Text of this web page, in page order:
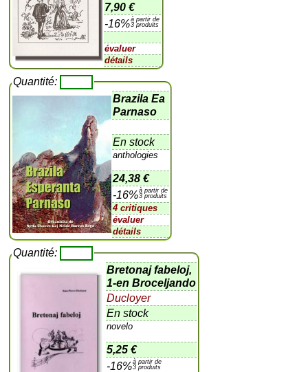
7,90 €
-16%à partir de
3 produits
évaluer
détails
Quantité:
Brazila Ea
Parnaso
En stock
anthologies
24,38 €
-16%à partir de
3 produits
4 critiques
évaluer
détails
Quantité:
Bretonaj fabeloj,
1-en Broceljando
Ducloyer
En stock
novelo
5,25 €
-16%à partir de
3 produits